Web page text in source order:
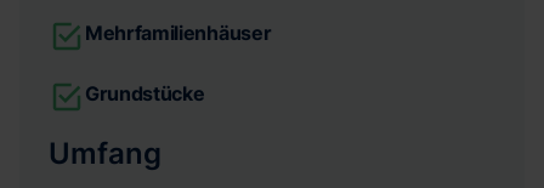
Mehrfamilienhäuser
Grundstücke
Umfang